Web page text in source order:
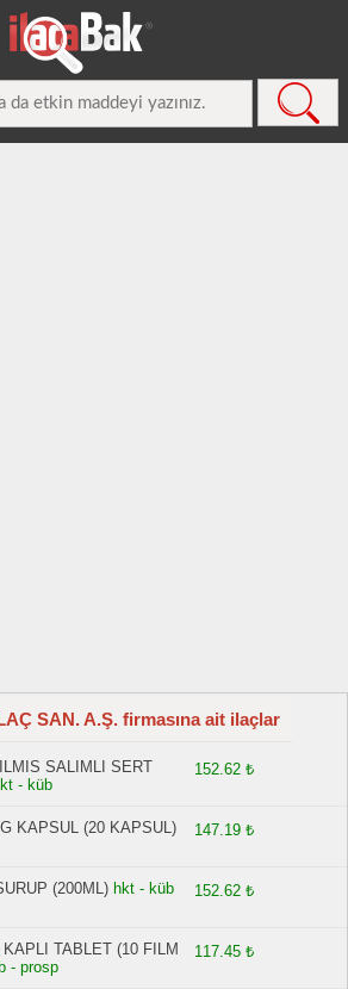
SAN. A.Ş. firmasına ait ilaçlar
SALIMLI SERT
- küb
152.62 ₺
KAPSUL (20 KAPSUL)
147.19 ₺
(200ML) hkt - küb
152.62 ₺
TABLET (10 FILM
- prosp
117.45 ₺